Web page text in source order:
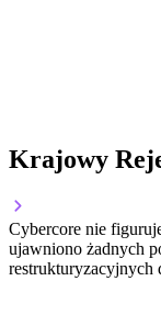
Krajowy
Cybercore nie
ujawniono żadnych
restrukturyzacyjnych